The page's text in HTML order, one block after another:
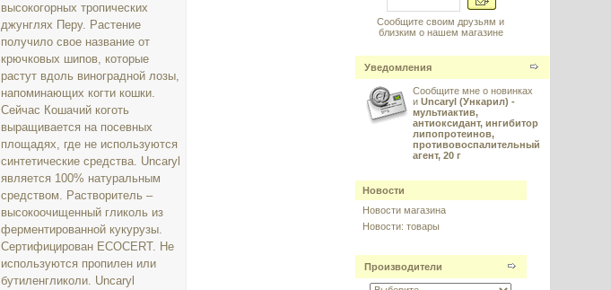
высокогорных тропических
джунглях Перу. Растение
получило свое название от
крючковых шипов, которые
растут вдоль виноградной лозы,
напоминающих когти кошки.
Сейчас Кошачий коготь
выращивается на посевных
площадях, где не используются
синтетические средства. Uncaryl
является 100% натуральным
средством. Растворитель –
высокоочищенный гликоль из
ферментированной кукурузы.
Сертифицирован ECOCERT. Не
используются пропилен или
бутиленгликоли. Uncaryl
Сообщите своим друзьям и
близким о нашем магазине
Уведомления
Сообщите мне о новинках
и Uncaryl (Ункарил) -
мультиактив,
антиоксидант, ингибитор
липопротеинов,
противовоспалительный
агент, 20 г
Новости
Новости магазина
Новости: товары
Производители